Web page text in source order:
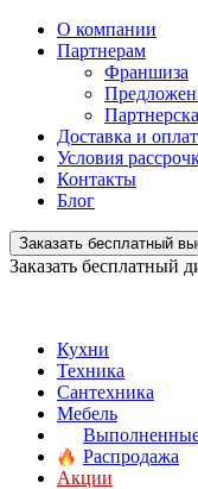
О компании
Партнерам
Франшиза
Доставка и
Условия
Контакты
Блог
Заказать бесплатный
Заказать бесплатный
Кухни
Техника
Сантехника
Мебель
Распродажа
Акции